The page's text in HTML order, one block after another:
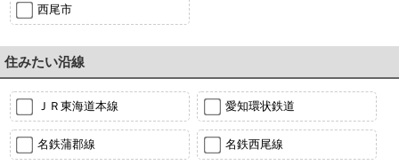
西尾市
住みたい沿線
ＪＲ東海道本線 愛知環状鉄道
名鉄蒲郡線 名鉄西尾線